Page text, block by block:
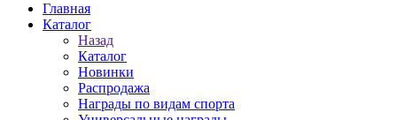
Главная
Каталог
Назад
Каталог
Новинки
Распродажа
Награды по видам спорта